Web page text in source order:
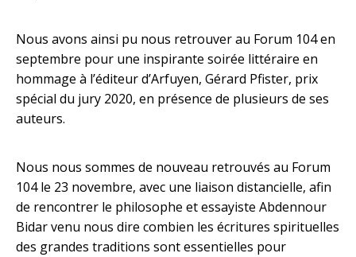
Nous avons ainsi pu nous retrouver au Forum 104 en
septembre pour une inspirante soirée littéraire en
hommage à l’éditeur d’Arfuyen, Gérard Pfister, prix
spécial du jury 2020, en présence de plusieurs de ses
auteurs.
Nous nous sommes de nouveau retrouvés au Forum
104 le 23 novembre, avec une liaison distancielle, afin
de rencontrer le philosophe et essayiste Abdennour
Bidar venu nous dire combien les écritures spirituelles
des grandes traditions sont essentielles pour